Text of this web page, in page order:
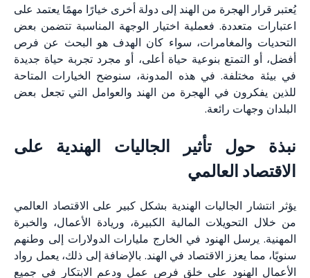
يُعتبر قرار الهجرة من الهند إلى دولة أخرى خيارًا مهمًا يعتمد على
اعتبارات متعددة. فعملية اختيار الوجهة المناسبة تتضمن بعض
التحديات والمغامرات، سواء كان الهدف هو البحث عن فرص
أفضل، أو التمتع بنوعية حياة أعلى، أو مجرد تجربة حياة جديدة
في بيئة مختلفة. في هذه المدونة، سنوضح الخيارات المتاحة
للذين يفكرون في الهجرة من الهند والعوامل التي تجعل بعض
البلدان وجهات رائعة.
نبذة حول تأثير الجاليات الهندية على
الاقتصاد العالمي
يؤثر انتشار الجاليات الهندية بشكل كبير على الاقتصاد العالمي
من خلال التحويلات المالية الكبيرة، وريادة الأعمال، والخبرة
المهنية. يرسل الهنود في الخارج مليارات الدولارات إلى وطنهم
سنويًا، مما يعزز الاقتصاد في الهند. بالإضافة إلى ذلك، يعمل رواد
الأعمال الهنود على خلق فرص عمل ودعم الابتكار في جميع